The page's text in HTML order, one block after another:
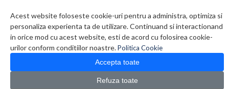
Acest website foloseste cookie-uri pentru a administra, optimiza si
personaliza experienta ta de utilizare. Continuand si interactionand
in orice mod cu acest website, esti de acord cu folosirea cookie-
urilor conform conditiilor noastre.Politica Cookie
Accepta toate
Refuza toate